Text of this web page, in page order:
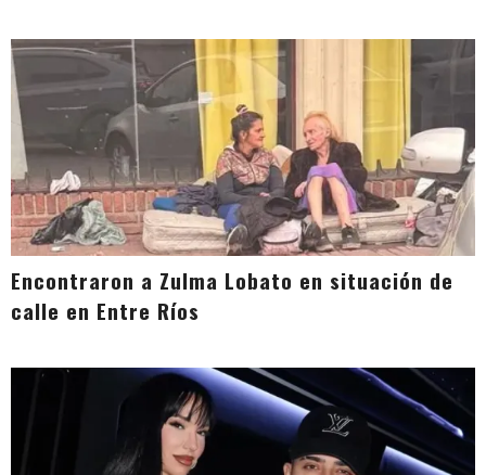
Encontraron a Zulma Lobato en situación de
calle en Entre Ríos